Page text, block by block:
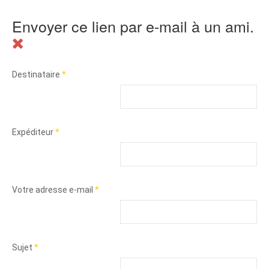
Envoyer ce lien par e-mail à un ami.
Destinataire *
Expéditeur*
Votre adresse e-mail *
Sujet *